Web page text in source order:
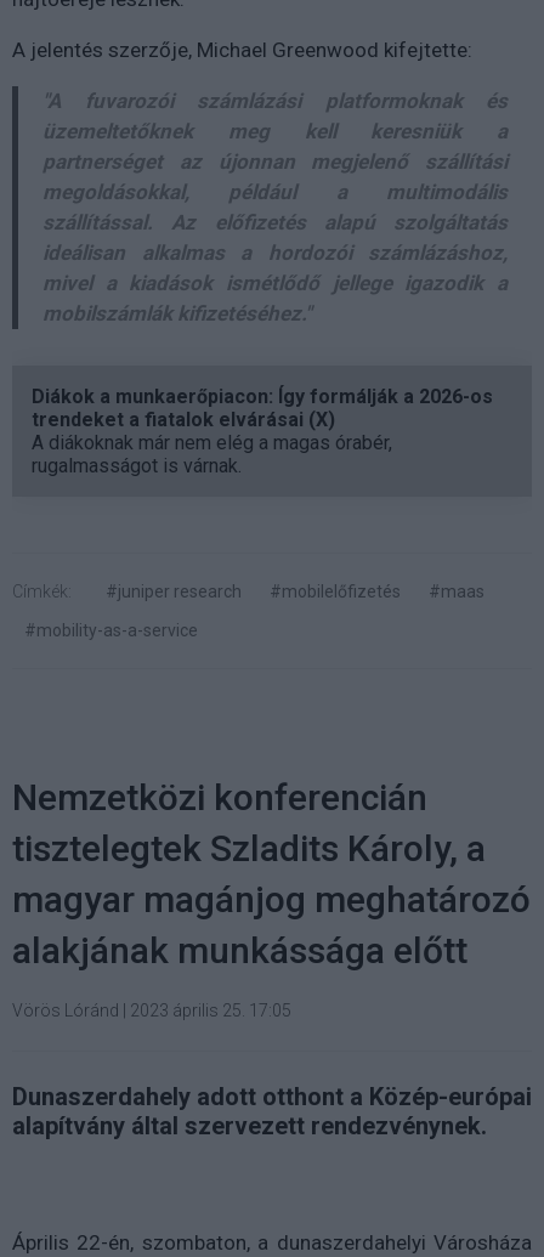
A jelentés szerzője, Michael Greenwood kifejtette:
"A fuvarozói számlázási platformoknak és
üzemeltetőknek meg kell keresniük a
partnerséget az újonnan megjelenő szállítási
megoldásokkal, például a multimodális
szállítással. Az előfizetés alapú szolgáltatás
ideálisan alkalmas a hordozói számlázáshoz,
mivel a kiadások ismétlődő jellege igazodik a
mobilszámlák kifizetéséhez."
Diákok a munkaerőpiacon: Így formálják a 2026-os
trendeket a fiatalok elvárásai (X)
A diákoknak már nem elég a magas órabér,
rugalmasságot is várnak.
Címkék: #juniper research #mobilelőfizetés
#maas
#mobility-as-a-service
Nemzetközi konferencián
tisztelegtek Szladits Károly, a
magyar magánjog meghatározó
alakjának munkássága előtt
Vörös Lóránd 2023 április 25. 17:05
Dunaszerdahely adott otthont a Közép-európai
alapítvány által szervezett rendezvénynek.
Április 22-én, szombaton, a dunaszerdahelyi Városháza